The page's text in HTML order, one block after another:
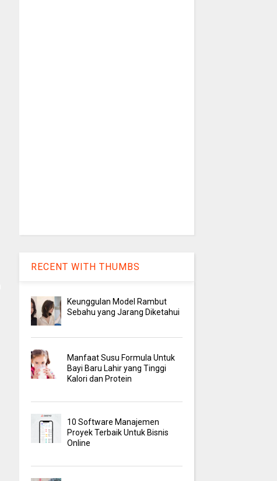
RECENT WITH THUMBS
Keunggulan Model Rambut
Sebahu yang Jarang Diketahui
Manfaat Susu Formula Untuk
Bayi Baru Lahir yang Tinggi
Kalori dan Protein
10 Software Manajemen
Proyek Terbaik Untuk Bisnis
Online